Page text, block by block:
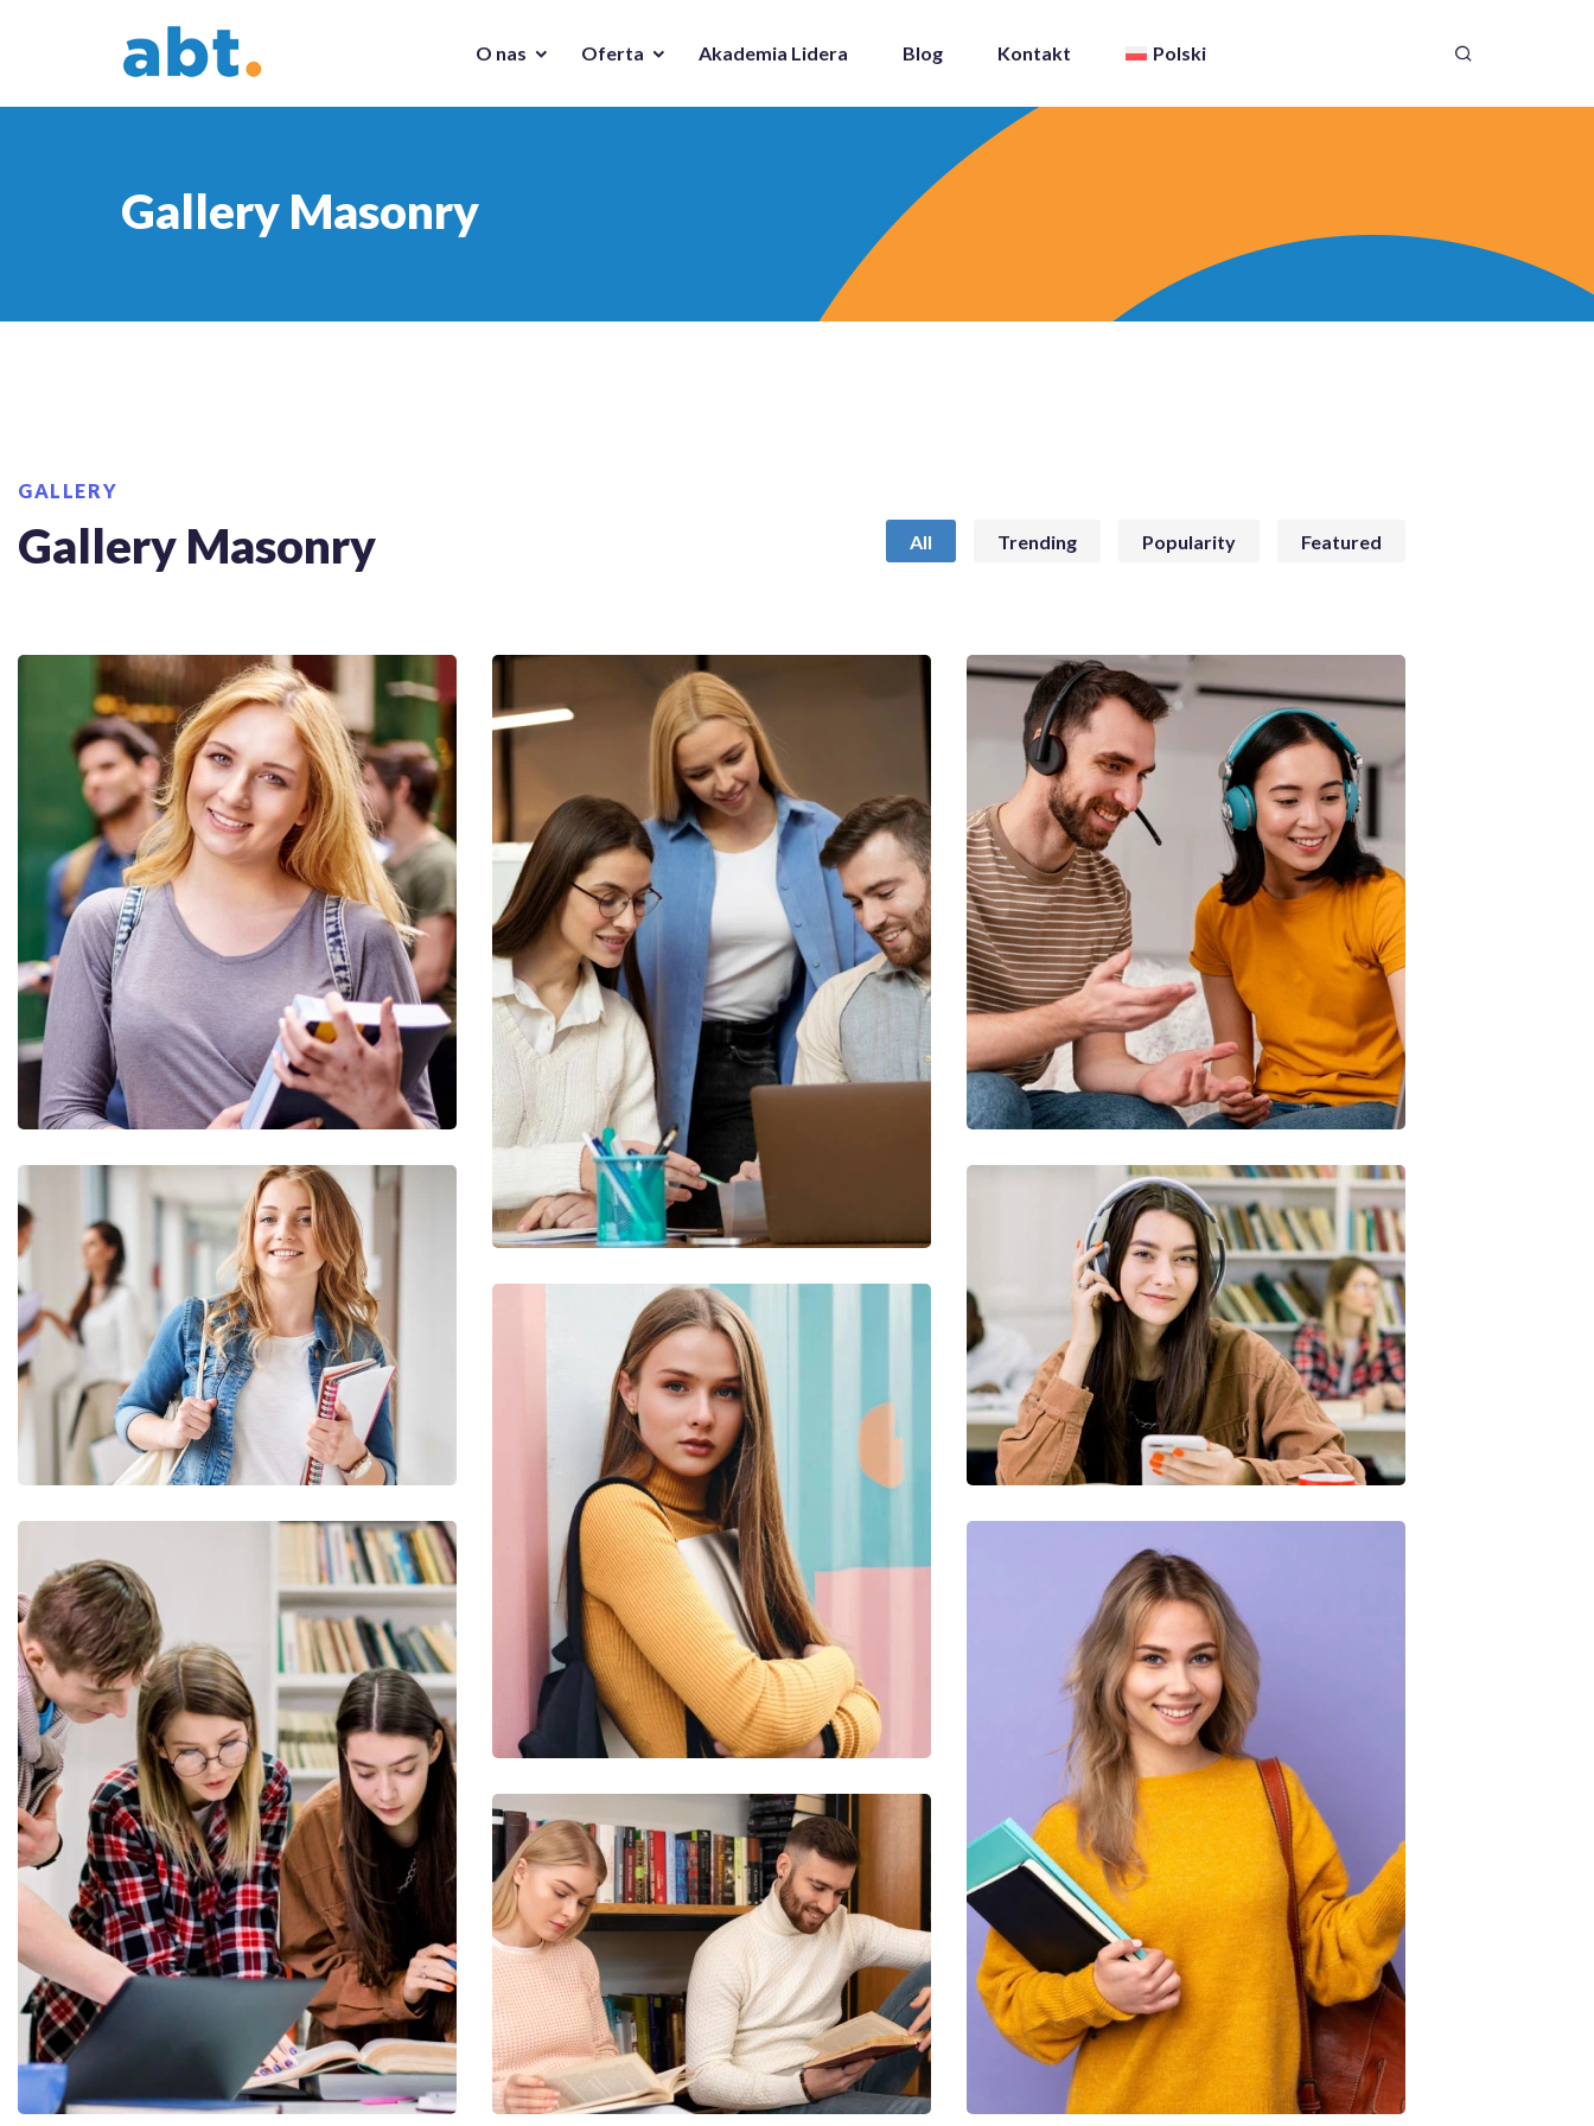
O nas Oferta Akademia Lidera Blog Kontakt Polski
Gallery Masonry
GALLERY
Gallery Masonry All Trending Popularity Featured
Utiliz Enim Ninim Veniam
Quis Exercitation
Utiliz Enim Ninim Veniam
Quis Exercitation
Utiliz Enim Ninim Veniam
Quis Exercitation
Utiliz Enim Ninim Veniam
Quis Exercitation
Utiliz Enim Ninim Veniam
Quis Exercitation
Utiliz Enim Ninim Veniam
Quis Exercitation
Utiliz Enim Ninim Veniam
Quis Exercitation
Utiliz Enim Ninim Veniam
Quis Exercitation
Utiliz Enim Ninim Veniam
Quis Exercitation